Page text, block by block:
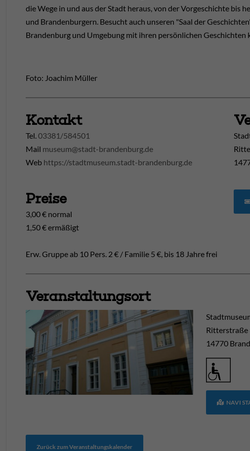
die Wege in und aus der Stadt heraus, von der Vorgeschichte bis
und Brandenburgern. Besucht auch unseren "Saal der
Brandenburg und Umgebung mit ihren persönlichen Geschichten
Foto: Joachim Müller
Kontakt
Tel. 03381/584501
Mail museum@stadt-brandenburg.de
Web https://stadtmuseum.stadt-brandenburg.de
Preise
3,00 € normal
1,50 € ermäßigt
Erw. Gruppe ab 10 Pers. 2 € / Familie 5 €, bis 18 Jahre frei
Veranstaltungsort
Ritterstraße
14770
NAVI
Zurück zum Veranstaltungskalender